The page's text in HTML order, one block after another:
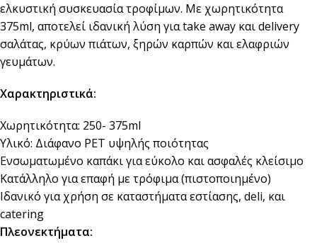
ελκυστική συσκευασία τροφίμων. Με χωρητικότητα
375ml, αποτελεί ιδανική λύση για take away και delivery
σαλάτας, κρύων πιάτων, ξηρών καρπών και ελαφριών
γευμάτων.
Χαρακτηριστικά:
Χωρητικότητα: 250- 375ml
Υλικό: Διάφανο PET υψηλής ποιότητας
Ενσωματωμένο καπάκι για εύκολο και ασφαλές κλείσιμο
Κατάλληλο για επαφή με τρόφιμα (πιστοποιημένο)
Ιδανικό για χρήση σε καταστήματα εστίασης, deli, και
catering
Πλεονεκτήματα: